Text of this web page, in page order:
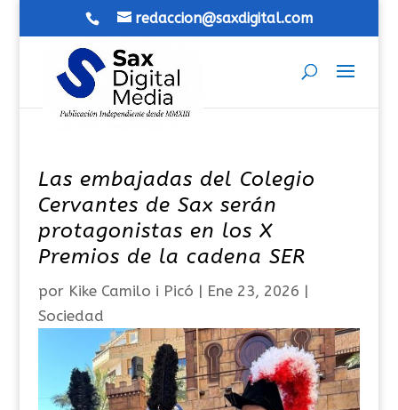
redaccion@saxdigital.com
Las embajadas del Colegio
Cervantes de Sax serán
protagonistas en los X
Premios de la cadena SER
por Kike Camilo i Picó | Ene 23, 2026 |
Sociedad